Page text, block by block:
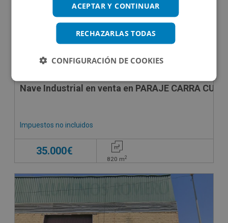
Nave Industrial en venta en PARAJE CARRA
Impuestos no incluidos
35.000€
820 m2
CESIÓN DE REMATE
ACEPTAR Y CONTINUAR
RECHAZARLAS TODAS
CONFIGURACIÓN DE COOKIES